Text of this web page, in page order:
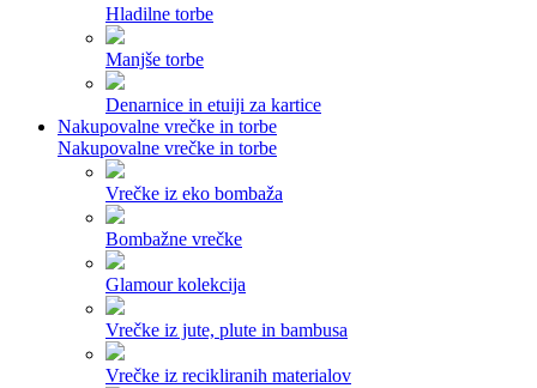
Hladilne torbe
Manjše torbe
Denarnice in etuiji za kartice
Nakupovalne vrečke in torbe
Nakupovalne vrečke in torbe
Vrečke iz eko bombaža
Bombažne vrečke
Glamour kolekcija
Vrečke iz jute, plute in bambusa
Vrečke iz recikliranih materialov